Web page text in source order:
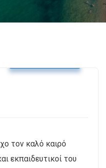
τον καλό καιρό
εκπαιδευτικοί του